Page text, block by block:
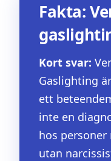
Fakta:
Kort svar:
Gaslighting är
ett
inte en
hos personer
utan